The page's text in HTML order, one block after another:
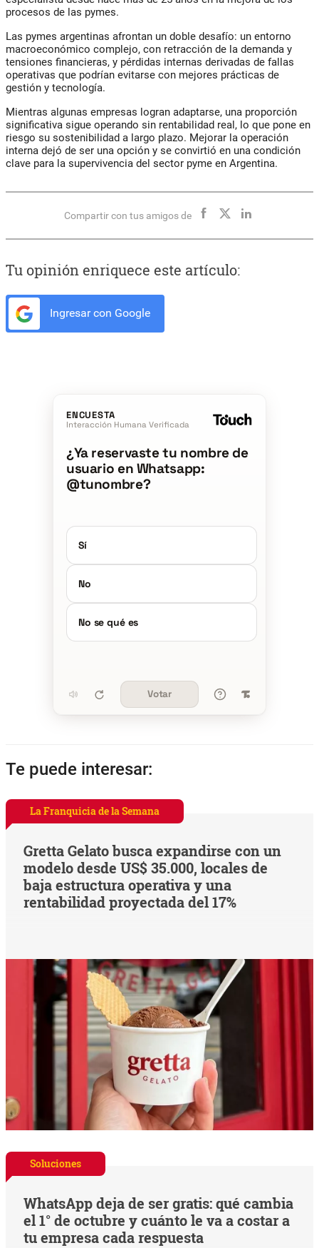
procesos de las pymes.
Las pymes argentinas afrontan un doble desafío: un entorno
macroeconómico complejo, con retracción de la demanda y
tensiones financieras, y pérdidas internas derivadas de fallas
operativas que podrían evitarse con mejores prácticas de
gestión y tecnología.
Mientras algunas empresas logran adaptarse, una proporción
significativa sigue operando sin rentabilidad real, lo que pone en
riesgo su sostenibilidad a largo plazo. Mejorar la operación
interna dejó de ser una opción y se convirtió en una condición
clave para la supervivencia del sector pyme en Argentina.
Compartir con tus amigos de
Tu opinión enriquece este artículo:
Ingresar con Google
ENCUESTA
Interacción Humana Verificada
¿Ya reservaste tu nombre de
usuario en Whatsapp:
@tunombre?
Sí
No
No se qué es
Votar
Te puede interesar:
La Franquicia de la Semana
Gretta Gelato busca expandirse con un
modelo desde US$ 35.000, locales de
baja estructura operativa y una
rentabilidad proyectada del 17%
Soluciones
WhatsApp deja de ser gratis: qué cambia
el 1° de octubre y cuánto le va a costar a
tu empresa cada respuesta